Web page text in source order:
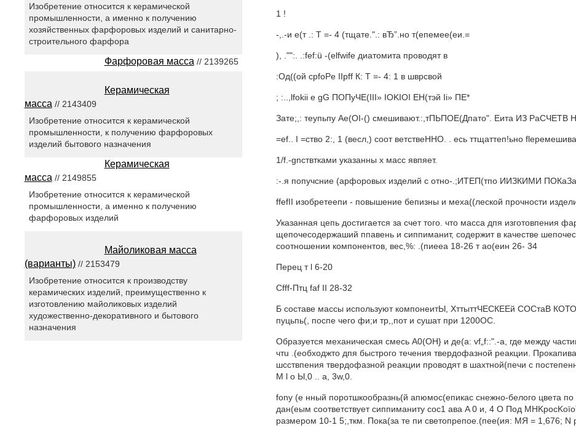
1 !
-,.-и е(т .: Т =- 4 (тщате.".: вЂ”.но т(епемее(еи.=
), ."":. .:fef:ü -(elfwife диатомита проводят в
:Од((ой cpfoPe IIpff К: Т =- 4: 1 в шврсвой
; :..,lfokii e gG ПОПуЧЕ(III» IOKIOI ЕН(тэй Ii» ПЕ*
Зате;,: теупьпу Ae(OI-() смешивают.:,тПЬПОЕ(Дпато". Еита ИЗ РаСЧЕТВ
=еf.. I =ство 2:, 1 (весл,) соот ветствеННО. . есь ттщаттеп!ьно
1/f.-gncтвтками указанны х масс явпяет.
:-.я попучсние (арфоровых изделий с отно-.;ИТЕП(тпо ИИЗКИМИ
ffefII изобретеепи - повышение бепизны и меха((леской прочности
Указанная цепь достигается за счет того. что масса дпя изготовпения
щепочесодержаший ппавень и сиппиманит, содержит в качестве
соотношении компонентов, вес,%: .(пиееа 18-26 т ао(еин 26- 34
Перец т l 6-20
Cfff-Птц faf II 28-32
Б составе массы используют компонеитЫ, ХттыттЧЕСКЕЕй СОСтаВ
пуцьпь(, поспе чего фи;и тр,,пот и сушат при 1200ОС.
Образуется механическая смесь А0(ОН} и де(а: vf„f::".-a, где между
чтu .(еобходжто дпя быстрого течения твердофазной реакции.
шсствпения твердофазной реакции проводят в шахтной(печи с
М l o Ы,0 .. а, 3w,0.
fony (е нный поротшкообразнь(й апюмос(епикас снежно-белого цвета
дан(еым соответствует сиппиманиту сос1 ава A 0 и, 4 О Под
размером 10-1 5;,ткм. Пока(за те пи светопрепое.(пее(ия: МЯ = 1,676; N
Изобретение относится к керамической
промышленности, а именно к получению
хозяйственных фарфоровых изделий и санитарно-
строительного фарфора
Фарфоровая масса // 2139265
Керамическая
масса // 2143409
Изобретение относится к керамической
промышленности, к получению фарфоровых
изделий бытового назначения
Керамическая
масса // 2149855
Изобретение относится к керамической
промышленности, а именно к получению
фарфоровых изделий
Майоликовая масса
(варианты)// 2153479
Изобретение относится к производству
керамических изделий, преимущественно к
изготовлению майоликовых изделий
художественно-декоративного и бытового
назначения